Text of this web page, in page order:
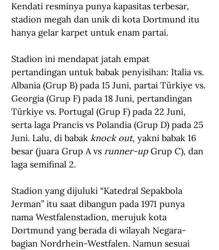
Kendati resminya punya kapasitas terbesar,
stadion megah dan unik di kota Dortmund itu
hanya gelar karpet untuk enam partai.
Stadion ini mendapat jatah empat
pertandingan untuk babak penyisihan: Italia vs.
Albania (Grup B) pada 15 Juni, partai Türkiye vs.
Georgia (Grup F) pada 18 Juni, pertandingan
Türkiye vs. Portugal (Grup F) pada 22 Juni,
serta laga Prancis vs Polandia (Grup D) pada 25
Juni. Lalu, di babak knock out, yakni babak 16
besar (juara Grup A vs runner-up Grup C), dan
laga semifinal 2.
Stadion yang dijuluki “Katedral Sepakbola
Jerman” itu saat dibangun pada 1971 punya
nama Westfalenstadion, merujuk kota
Dortmund yang berada di wilayah Negara-
bagian Nordrhein-Westfalen. Namun sesuai